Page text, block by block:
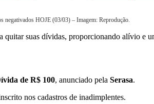
HOJE (03/03) – Imagem: Reprodução.
quitar suas dívidas, proporcionando alívio e
de R$ 100, anunciado pela Serasa.
nos cadastros de inadimplentes.